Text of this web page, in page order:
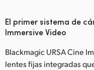
El primer sistema de
Immersive Video
Blackmagic URSA Cine
lentes fijas integradas